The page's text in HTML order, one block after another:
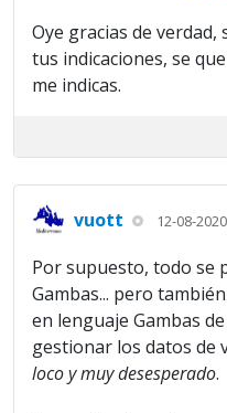
Oye gracias de verdad,
tus indicaciones, se
me indicas.
vuott 12-08-
Por supuesto, todo se
Gambas... pero
en lenguaje Gambas
gestionar los datos de
loco y muy desesperado.